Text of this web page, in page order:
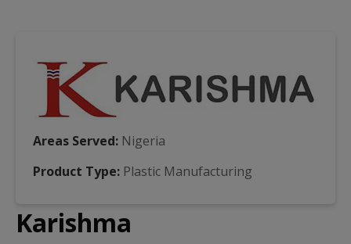
Areas Served: Nigeria
Product Type: Plastic Manufacturing
Karishma